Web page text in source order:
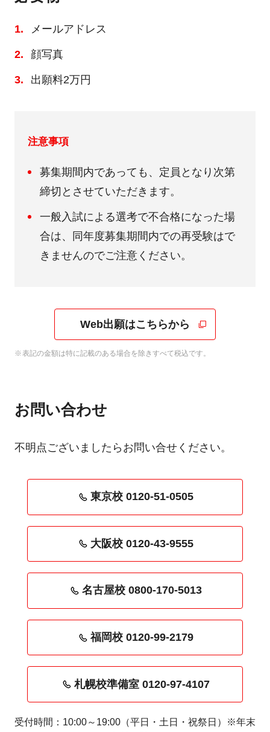
メールアドレス
顔写真
出願料2万円
注意事項
募集期間内であっても、定員となり次第
締切とさせていただきます。
一般入試による選考で不合格になった場
合は、同年度募集期間内での再受験はで
きませんのでご注意ください。
Web出願はこちらから
表記の金額は特に記載のある場合を除きすべて税込です。
お問い合わせ
不明点ございましたらお問い合せください。
東京校 0120-51-0505
大阪校 0120-43-9555
名古屋校 0800-170-5013
福岡校 0120-99-2179
札幌校準備室 0120-97-4107
受付時間：10:00～19:00（平日・土日・祝祭日）※年末